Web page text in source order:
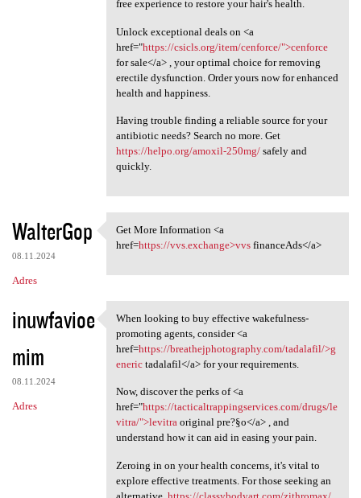
free experience to restore your hair's health.
Unlock exceptional deals on <a
href="https://csicls.org/item/cenforce/">cenforce
for sale</a> , your optimal choice for removing
erectile dysfunction. Order yours now for enhanced
health and happiness.
Having trouble finding a reliable source for your
antibiotic needs? Search no more. Get
https://helpo.org/amoxil-250mg/safely and
quickly.
WalterGop
08.11.2024
Adres
Get More Information <a href
Get More Information <a
href=https://vvs.exchange>vvsfinanceAds</a>
inuwfavioe
mim
08.11.2024
Adres
When looking to buy effective
When looking to buy effective wakefulness-
promoting agents, consider <a
href=https://breathejphotography.com/tadalafil/>g
enerictadalafil</a> for your requirements.
Now, discover the perks of <a
href="https://tacticaltrappingservices.com/drugs/le
vitra/">levitraoriginal pre?§o</a> , and
understand how it can aid in easing your pain.
Zeroing in on your health concerns, it's vital to
explore effective treatments. For those seeking an